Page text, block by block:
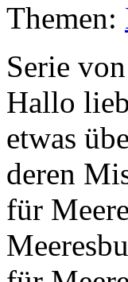
Themen:
Serie
Hallo
etwas
deren
für